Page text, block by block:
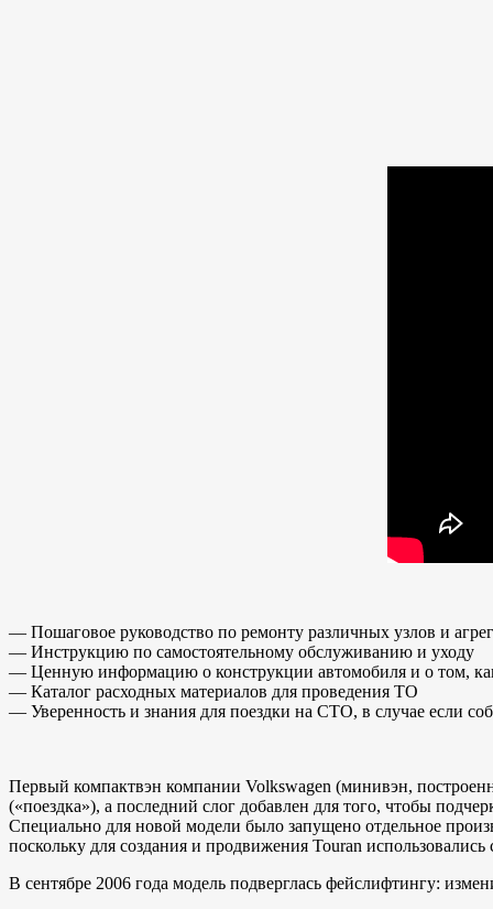
— Пошаговое руководство по ремонту различных узлов и
— Инструкцию по самостоятельному обслуживанию и уходу
— Ценную информацию о конструкции автомобиля и о том,
— Каталог расходных материалов для проведения ТО
— Уверенность и знания для поездки на СТО, в случае если
Первый компактвэн компании Volkswagen (минивэн,
(«поездка»), а последний слог добавлен для того, чтобы
Специально для новой модели было запущено отдельное
поскольку для создания и продвижения Touran
В сентябре 2006 года модель подверглась фейслифтингу: